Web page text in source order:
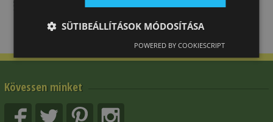
Kövessen minket
SÜTIBEÁLLÍTÁSOK MÓDOSÍTÁSA
POWERED BY COOKIESCRIPT